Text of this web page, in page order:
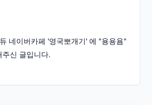
네이버카페 '영국뽀개기' 에 "용용욤"
신 글입니다.